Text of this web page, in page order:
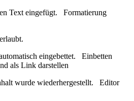
Text eingefügt. Formatierung
eingebettet. Einbetten
als Link darstellen
wurde wiederhergestellt. Editor